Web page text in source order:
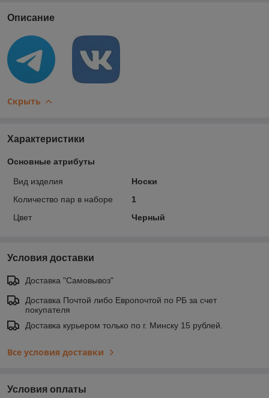
Описание
Скрыть
Характеристики
Основные атрибуты
Вид изделия
Носки
Количество пар в наборе
1
Цвет
Черный
Условия доставки
Доставка "Самовывоз"
Доставка Почтой либо Европочтой по РБ за счет
покупателя
Доставка курьером только по г. Минску 15 рублей.
Все условия доставки
Условия оплаты